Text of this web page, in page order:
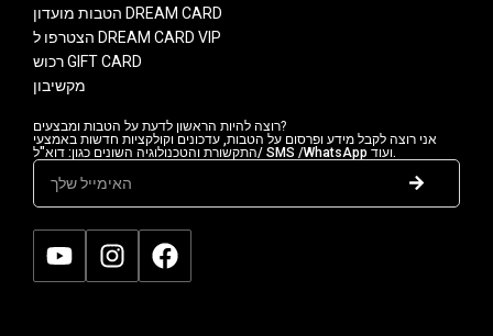
הטבות מועדון DREAM CARD
הצטרפו ל DREAM CARD VIP
רכוש GIFT CARD
מקשיבון
רוצה להיות הראשון לדעת על הטבות ומבצעים?
אני רוצה לקבל מידע ופרסום על הטבות, עדכונים וקולקציות חדשות באמצעי
התקשורת והטכנולוגיה השונים כגון: דוא"ל/ SMS /WhatsApp ועוד.